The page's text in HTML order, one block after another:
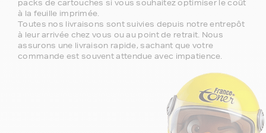
packs de cartouches si vous souhaitez optimiser le coût
à la feuille imprimée.
Toutes nos livraisons sont suivies depuis notre entrepôt
à leur arrivée chez vous ou au point de retrait. Nous
assurons une livraison rapide, sachant que votre
commande est souvent attendue avec impatience.